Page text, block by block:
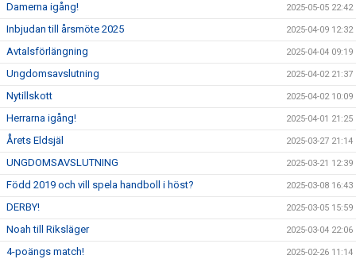
Damerna igång! 2025-05-05 22:42
Inbjudan till årsmöte 2025 2025-04-09 12:32
Avtalsförlängning 2025-04-04 09:19
Ungdomsavslutning 2025-04-02 21:37
Nytillskott 2025-04-02 10:09
Herrarna igång! 2025-04-01 21:25
Årets Eldsjäl 2025-03-27 21:14
UNGDOMSAVSLUTNING 2025-03-21 12:39
Född 2019 och vill spela handboll i höst? 2025-03-08 16:43
DERBY! 2025-03-05 15:59
Noah till Riksläger 2025-03-04 22:06
4-poängs match! 2025-02-26 11:14